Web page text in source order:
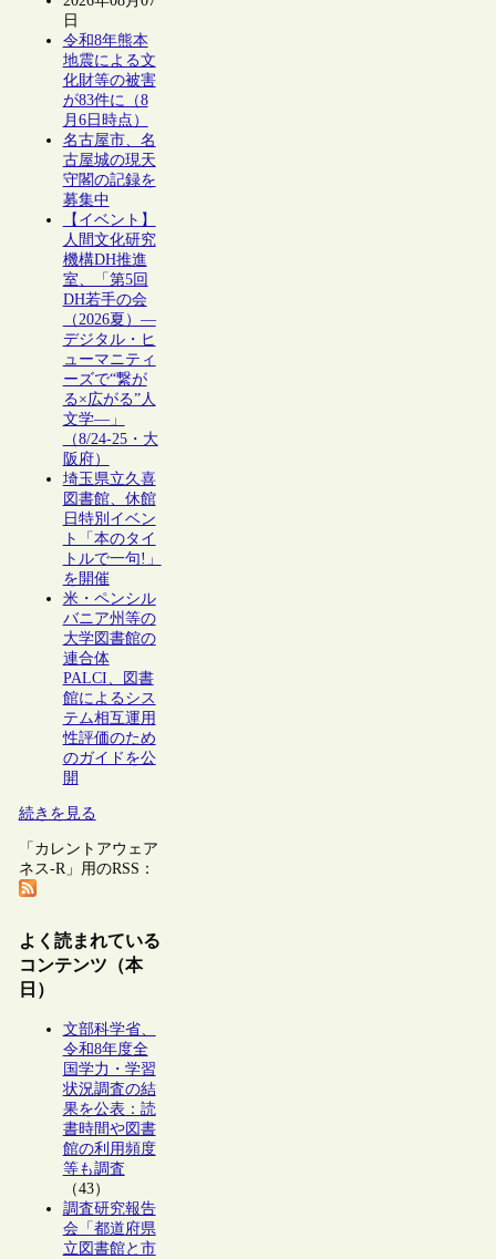
日
令和8年熊本
地震による文
化財等の被害
が83件に（8
月6日時点）
名古屋市、名
古屋城の現天
守閣の記録を
募集中
【イベント】
人間文化研究
機構DH推進
室、「第5回
DH若手の会
（2026夏）―
デジタル・ヒ
ューマニティ
ーズで“繋が
る×広がる”人
文学―」
（8/24-25・大
阪府）
埼玉県立久喜
図書館、休館
日特別イベン
ト「本のタイ
トルで一句!」
を開催
米・ペンシル
バニア州等の
大学図書館の
連合体
PALCI、図書
館によるシス
テム相互運用
性評価のため
のガイドを公
開
続きを見る
「カレントアウェア
ネス-R」用のRSS：
よく読まれている
コンテンツ（本
日）
文部科学省、
令和8年度全
国学力・学習
状況調査の結
果を公表：読
書時間や図書
館の利用頻度
等も調査
（43）
調査研究報告
会「都道府県
立図書館と市